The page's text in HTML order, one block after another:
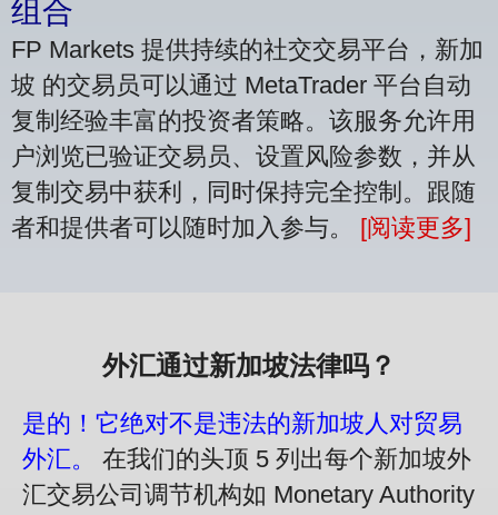
组合
FP Markets 提供持续的社交交易平台，新加
坡 的交易员可以通过 MetaTrader 平台自动
复制经验丰富的投资者策略。该服务允许用
户浏览已验证交易员、设置风险参数，并从
复制交易中获利，同时保持完全控制。跟随
者和提供者可以随时加入参与。
[阅读更多]
外汇通过新加坡法律吗？
是的！它绝对不是违法的新加坡人对贸易
外汇。
在我们的头顶 5 列出每个新加坡外
汇交易公司调节机构如 Monetary Authority